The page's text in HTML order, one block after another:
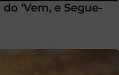
‘Vem, e Segue-